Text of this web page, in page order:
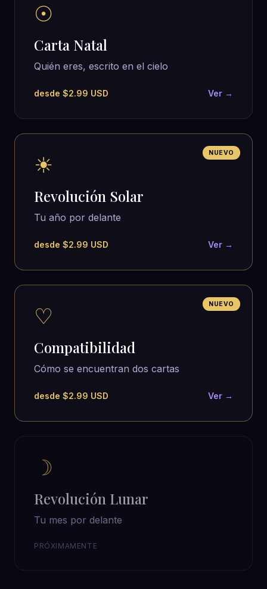
☉
Carta Natal
Quién eres, escrito en el cielo
desde $2.99 USD Ver →
NUEVO
☀
Revolución Solar
Tu año por delante
desde $2.99 USD Ver →
NUEVO
♡
Compatibilidad
Cómo se encuentran dos cartas
desde $2.99 USD Ver →
☽
Revolución Lunar
Tu mes por delante
PRÓXIMAMENTE